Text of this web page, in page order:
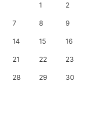
1 2
7 8 9
14 15 16
21 22 23
28 29 30